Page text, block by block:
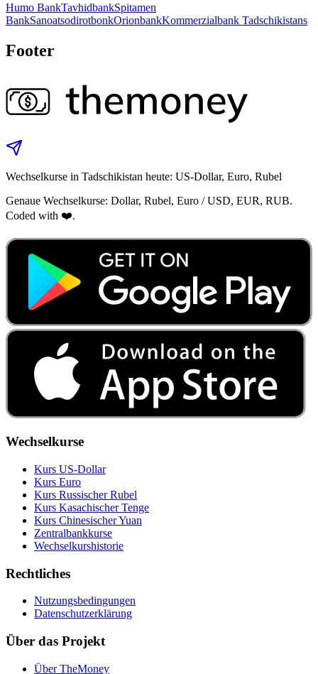
Humo BankTavhidbankSpitamen
BankSanoatsodirotbonkOrionbankKommerzialbank Tadschikistans
Footer
Wechselkurse in Tadschikistan heute: US‑Dollar, Euro, Rubel
Genaue Wechselkurse: Dollar, Rubel, Euro / USD, EUR, RUB.
Coded with ❤️.
Wechselkurse
Kurs US‑Dollar
Kurs Euro
Kurs Russischer Rubel
Kurs Kasachischer Tenge
Kurs Chinesischer Yuan
Zentralbankkurse
Wechselkurshistorie
Rechtliches
Nutzungsbedingungen
Datenschutzerklärung
Über das Projekt
Über TheMoney